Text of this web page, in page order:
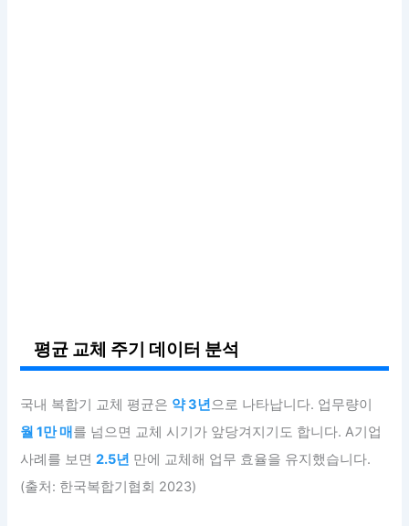
평균 교체 주기 데이터 분석
국내 복합기 교체 평균은 약 3년으로 나타납니다. 업무량이
월 1만 매를 넘으면 교체 시기가 앞당겨지기도 합니다. A기업
사례를 보면2.5년 만에 교체해 업무 효율을 유지했습니다.
(출처: 한국복합기협회 2023)